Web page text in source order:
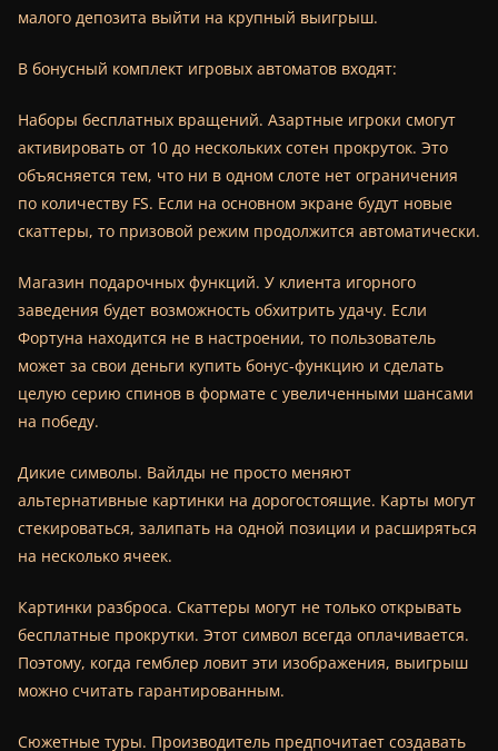
малого депозита выйти на крупный выигрыш.
В бонусный комплект игровых автоматов входят:
Наборы бесплатных вращений. Азартные игроки смогут
активировать от 10 до нескольких сотен прокруток. Это
объясняется тем, что ни в одном слоте нет ограничения
по количеству FS. Если на основном экране будут новые
скаттеры, то призовой режим продолжится автоматически.
Магазин подарочных функций. У клиента игорного
заведения будет возможность обхитрить удачу. Если
Фортуна находится не в настроении, то пользователь
может за свои деньги купить бонус-функцию и сделать
целую серию спинов в формате с увеличенными шансами
на победу.
Дикие символы. Вайлды не просто меняют
альтернативные картинки на дорогостоящие. Карты могут
стекироваться, залипать на одной позиции и расширяться
на несколько ячеек.
Картинки разброса. Скаттеры могут не только открывать
бесплатные прокрутки. Этот символ всегда оплачивается.
Поэтому, когда гемблер ловит эти изображения, выигрыш
можно считать гарантированным.
Сюжетные туры. Производитель предпочитает создавать